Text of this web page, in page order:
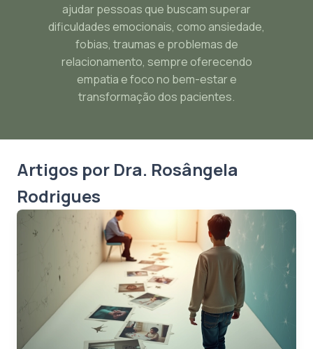
ajudar pessoas que buscam superar
dificuldades emocionais, como ansiedade,
fobias, traumas e problemas de
relacionamento, sempre oferecendo
empatia e foco no bem-estar e
transformação dos pacientes.
Artigos por Dra. Rosângela
Rodrigues